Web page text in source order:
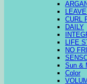
CURL
DAILY
LIFE
NO
Sun &
Color